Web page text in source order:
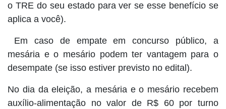
o TRE do seu estado para ver se esse benefício se
aplica a você).
Em caso de empate em concurso público, a
mesária e o mesário podem ter vantagem para o
desempate (se isso estiver previsto no edital).
No dia da eleição, a mesária e o mesário recebem
auxílio-alimentação no valor de R$ 60 por turno